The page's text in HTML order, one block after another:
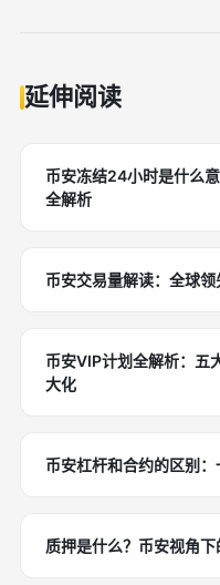
延伸阅读
币安冻结24小时是什么
全解析
币安交易量解读：全球
币安VIP计划全解析：五
大化
币安杠杆和合约的区别
质押是什么？币安视角